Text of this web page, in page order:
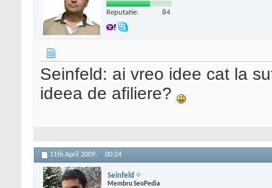
Reputatie: 84
Seinfeld: ai vreo idee cat la
ideea de afiliere?
11th April 2009, 00:24
Seinfeld
Membru SeoPedia